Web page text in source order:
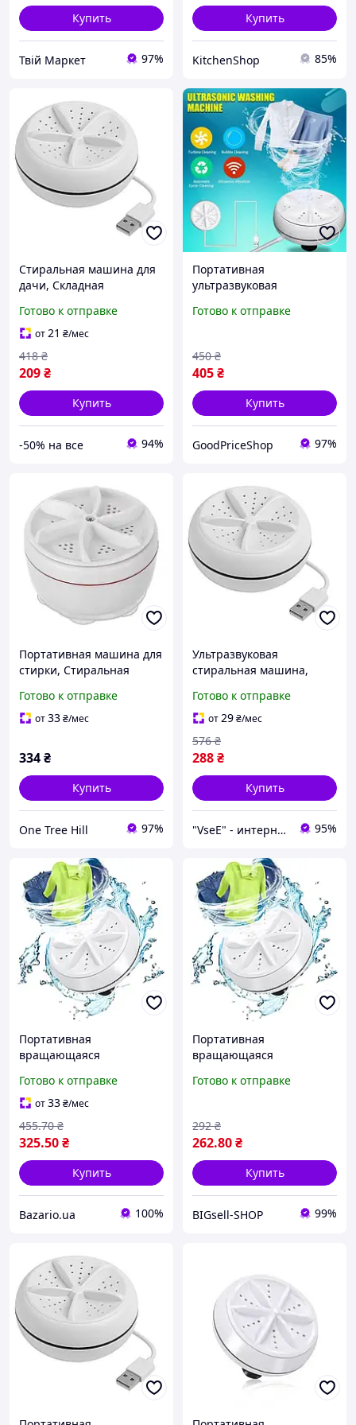
Купить
Твій Маркет 97%
Купить
KitchenShop 85%
Стиральная машина для
дачи, Складная
Ультразвуковая QE-84
Готово к отправке
от21 ₴/мес
209₴
418 ₴
Купить
-50% на все 94%
Портативная
ультразвуковая
мини машинка для
Малогабаритная машина
Готово к отправке
405₴
450 ₴
Купить
GoodPriceShop 97%
Портативная машина для
стирки, Стиральная
Портативная стиральная
QG-69
Готово к отправке
от33₴/мес
334₴
Купить
One Tree Hill 97%
Ультразвуковая
стиральная машина,
машинка в частный дом
Складная машина MP-34
Готово к отправке
от29₴/мес
288₴
576 ₴
Купить
"VseE" - интернет-магазин тактического военного снаряжения | Собственное производство | туризма 95%
Портативная
вращающаяся
стиральная машинка с
кабелем MA-2 USB для
путешествий и дома Ave
Готово к отправке
от33₴/мес
325.50₴
455.70 ₴
Купить
Bazario.ua 100%
Портативная
вращающаяся
стиральная машинка с
путешествий и дома
Готово к отправке
262.80₴
292 ₴
Купить
BIGsell-SHOP 99%